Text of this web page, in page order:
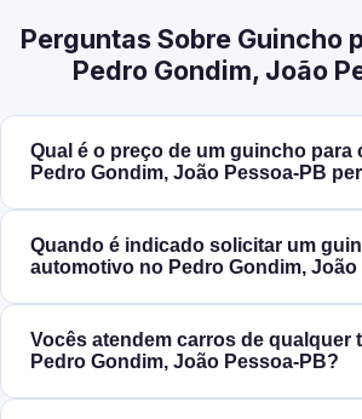
Perguntas Sobre Guincho
Pedro Gondim, João
Qual é o preço de um guincho para
Pedro Gondim, João Pessoa‑PB
Quando é indicado solicitar um
automotivo no Pedro Gondim, João
Vocês atendem carros de qualquer
Pedro Gondim, João Pessoa‑PB?